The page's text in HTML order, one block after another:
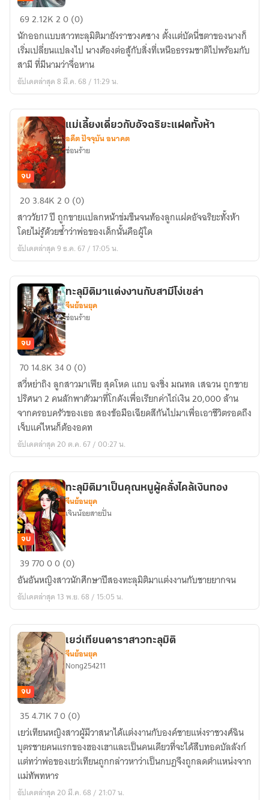
ข้า
นี่
แหละ
สตรี
ใน
คำ
692.12K20 (0)
นักออกแบบสาวทะลุมิติมายังราชวงศซาง ตั้งแต่บัดนี่ชตาของนางก็
เริ่มเปลี่ยนแปลงไป นางต้องต่อสู้กับสิ่งที่เหนือธรรมชาติไปพร้อมกับ
สามี ที่มีนามว่าจื่อหาน
อัปเดตล่าสุด 8 มี.ค. 68 / 11:29 น.
แม่
เลี้ยง
เดี่ยว
กับ
อัจฉริยะ
ทั้ง
ห้า
จบ
แม่เลี้ยงเดี่ยวกับอัจฉริยะแฝดทั้งห้า
อดีต ปัจจุบัน อนาคต
ซ่อนร้าย
203.84K20 (0)
สาววัย17 ปี ถูกขายแปลกหน้าข่มขืนจนท้องลูกแฝดอัจฉริยะทั้งห้า
โดยไม่รู้ด้วยซ้ำว่าพ่อของเด็กนั้นคือผู้ใด
อัปเดตล่าสุด 9 ธ.ค. 67 / 17:05 น.
ทะลุ
มิติ
มา
แต่งงาน
กับ
สามี
โง่
ล่า
จบ
ทะลุมิติมาแต่งงานกับสามีโง่เขล่า
จีนย้อนยุค
ซ่อนร้าย
7014.8K 340 (0)
สวี่หย่าถิง ลูกสาวมาเฟีย สุดโหด แถบ ฉงชิ่ง มณทล เสฉวน ถูกชาย
ปริศนา 2 คนลักพาตัวมาที่โกดังเพื่อเรียกค่าไถ่เงิน 20,000 ล้าน
จากครอบครัวของเธอ สองข้อมือเฉียดสีกันไปมาเพื่อเอาชีวิตรอดถึง
เจ็บแค่ไหนก็ต้องอดท
อัปเดตล่าสุด 20 ต.ค. 67 / 00:27 น.
ทะลุ
มิติ
มา
เป็น
หนู
ผู้
คลั่ง
ไคล้
เงิน
ทอง
จบ
ทะลุมิติมาเป็นคุณหนูผู้คลั่งไคล้เงินทอง
จีนย้อนยุค
เจินน้อยสายปั่น
3977000 (0)
อันอันหญิงสาวนักศึกษาปีสองทะลุมิติมาแต่งงานกับชายยากจน
อัปเดตล่าสุด 13 พ.ย. 68 / 15:05 น.
เยว่
เทียน
ดารา
สาว
ทะลุ
มิติ
จบ
เยว่เทียนดาราสาวทะลุมิติ
จีนย้อนยุค
Nong254211
354.71K70 (0)
เยว่เทียนหญิงสาวผู้มีวาสนาได้แต่งงานกับองค์ชายแห่งราชวงศ์ฉิน
บุตรชายคนแรกของฮองเฮาและเป็นคนเดียวที่จะได้สืบทอดบัลลังก์
แต่ทว่าพ่อของเยว่เทียนถูกกล่าวหาว่าเป็นกบฏจึงถูกลดตำแหน่งจาก
แม่ทัพทหาร
อัปเดตล่าสุด 20 มี.ค. 68 / 21:07 น.